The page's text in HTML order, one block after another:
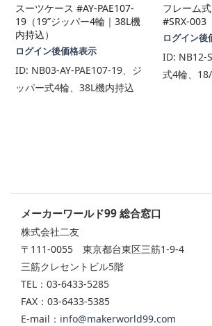
スーツケース #AY-PAE107-
19（19”ジッパー4輪｜38L機
内持込）
ログイン後価格表示
ID: NB03-AY-PAE107-19、ジ
ッパー式4輪、38L機内持込
フレーム
#SRX-003
ログイン後
ID: NB12-
式4輪、
メーカーワールド99 総合窓口
株式会社二友
〒111-0055 東京都台東区三筋1-9-4
三筋クレセントビル5階
TEL：03-6433-5285
FAX：03-6433-5385
E-mail： info@makerworld99.com